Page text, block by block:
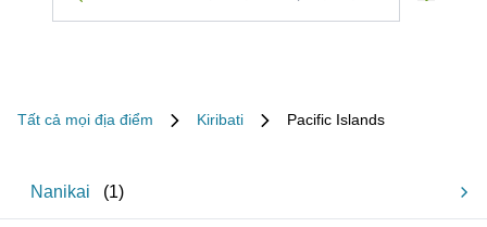
Tất cả mọi địa điểm Kiribati Pacific Islands
Nanikai (1)